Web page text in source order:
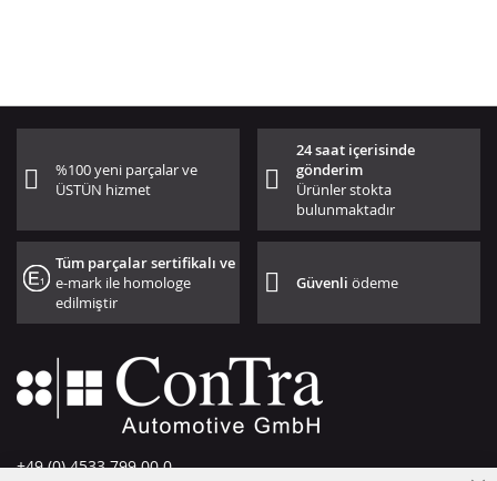
%100 yeni parçalar ve
ÜSTÜN hizmet
24 saat içerisinde
gönderim
Ürünler stokta
bulunmaktadır
Tüm parçalar sertifikalı ve
e-mark ile homologe
edilmiştir
Güvenliödeme
+49 (0) 4533 799 00 0